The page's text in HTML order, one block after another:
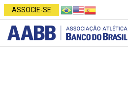
ASSOCIE-SE